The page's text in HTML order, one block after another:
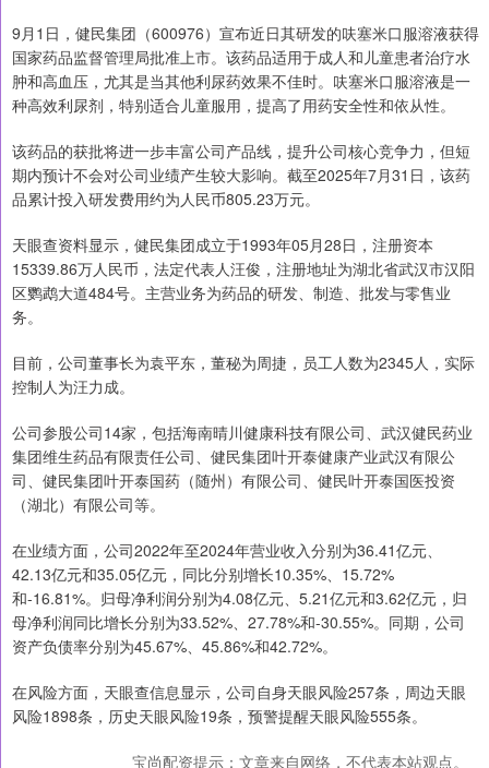
9月1日，健民集团（600976）宣布近日其研发的呋塞米口服溶液获得
国家药品监督管理局批准上市。该药品适用于成人和儿童患者治疗水
肿和高血压，尤其是当其他利尿药效果不佳时。呋塞米口服溶液是一
种高效利尿剂，特别适合儿童服用，提高了用药安全性和依从性。
该药品的获批将进一步丰富公司产品线，提升公司核心竞争力，但短
期内预计不会对公司业绩产生较大影响。截至2025年7月31日，该药
品累计投入研发费用约为人民币805.23万元。
天眼查资料显示，健民集团成立于1993年05月28日，注册资本
15339.86万人民币，法定代表人汪俊，注册地址为湖北省武汉市汉阳
区鹦鹉大道484号。主营业务为药品的研发、制造、批发与零售业
务。
目前，公司董事长为袁平东，董秘为周捷，员工人数为2345人，实际
控制人为汪力成。
公司参股公司14家，包括海南晴川健康科技有限公司、武汉健民药业
集团维生药品有限责任公司、健民集团叶开泰健康产业武汉有限公
司、健民集团叶开泰国药（随州）有限公司、健民叶开泰国医投资
（湖北）有限公司等。
在业绩方面，公司2022年至2024年营业收入分别为36.41亿元、
42.13亿元和35.05亿元，同比分别增长10.35%、15.72%
和-16.81%。归母净利润分别为4.08亿元、5.21亿元和3.62亿元，归
母净利润同比增长分别为33.52%、27.78%和-30.55%。同期，公司
资产负债率分别为45.67%、45.86%和42.72%。
在风险方面，天眼查信息显示，公司自身天眼风险257条，周边天眼
风险1898条，历史天眼风险19条，预警提醒天眼风险555条。
宝尚配资提示：文章来自网络，不代表本站观点。